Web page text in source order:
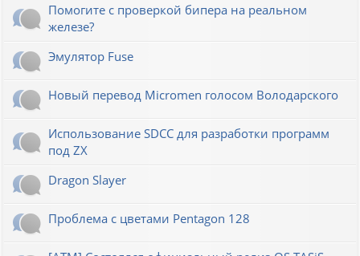
Помогите с проверкой бипера на реальном
железе?
Эмулятор Fuse
Новый перевод Micromen голосом Володарского
Использование SDCC для разработки программ
под ZX
Dragon Slayer
Проблема с цветами Pentagon 128